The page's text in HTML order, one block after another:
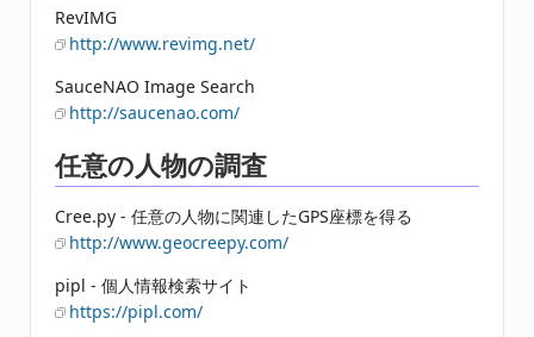
RevIMG
http://www.revimg.net/
SauceNAO Image Search
http://saucenao.com/
任意の人物の調査
Cree.py - 任意の人物に関連したGPS座標を得る
http://www.geocreepy.com/
pipl - 個人情報検索サイト
https://pipl.com/